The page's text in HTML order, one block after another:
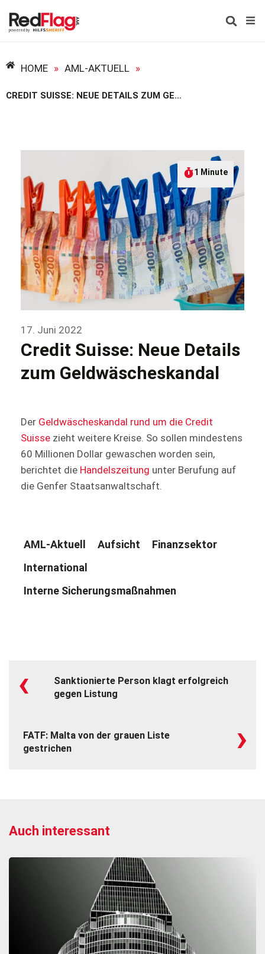
HOME » AML-AKTUELL »
CREDIT SUISSE: NEUE DETAILS ZUM GELDWÄSCHESKANDAL
17. Juni 2022
Credit Suisse: Neue Details
zum Geldwäscheskandal
1 Minute
Der Geldwäscheskandal rund um die Credit
Suisse zieht weitere Kreise. So sollen mindestens
60 Millionen Dollar gewaschen worden sein,
berichtet die Handelszeitung unter Berufung auf
die Genfer Staatsanwaltschaft.
AML-Aktuell Aufsicht
Finanzsektor
International
Interne Sicherungsmaßnahmen
‹
Sanktionierte Person klagt erfolgreich
gegen Listung
FATF: Malta von der grauen Liste
gestrichen
›
Auch interessant